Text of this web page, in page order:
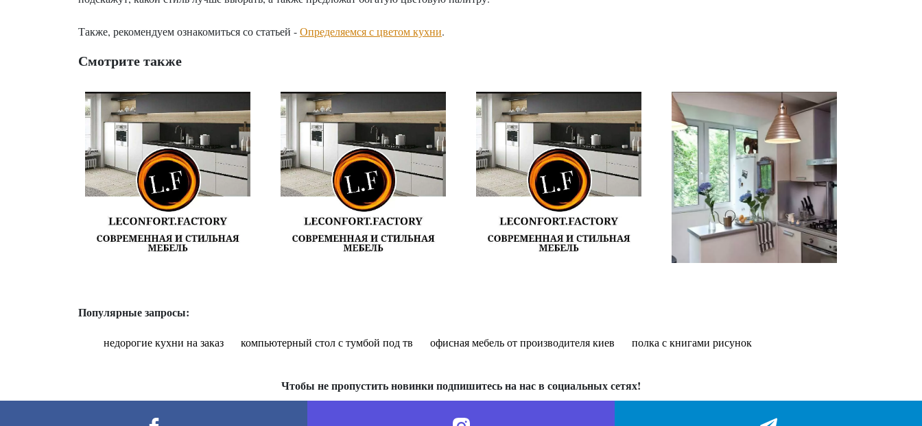
Также, рекомендуем ознакомиться со статьей -Определяемся с цветом кухни.
Смотрите также
Популярные запросы:
недорогие кухни на заказ компьютерный стол с тумбой под тв офисная мебель от производителя киев полка с книгами рисунок
Чтобы не пропустить новинки подпишитесь на нас в социальных сетях!